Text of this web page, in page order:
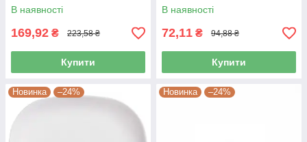
В наявності
169,92 ₴ 223,58 ₴
Купити
В наявності
72,11 ₴ 94,88 ₴
Купити
Новинка –24% Новинка –24%